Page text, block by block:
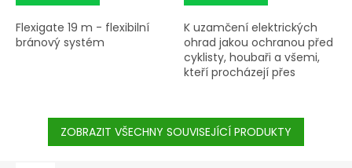
Flexigate 19 m - flexibilní
bránový systém
K uzamčení elektrických
ohrad jakou ochranou před
cyklisty, houbaři a všemi,
kteří procházejí přes
ZOBRAZIT VŠECHNY SOUVISEJÍCÍ PRODUKTY